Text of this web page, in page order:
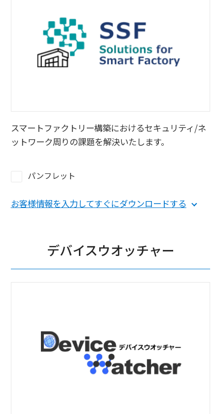
スマートファクトリー構築におけるセキュリティ/ネ
ットワーク周りの課題を解決いたします。
パンフレット
お客様情報を入力してすぐにダウンロードする
デバイスウオッチャー